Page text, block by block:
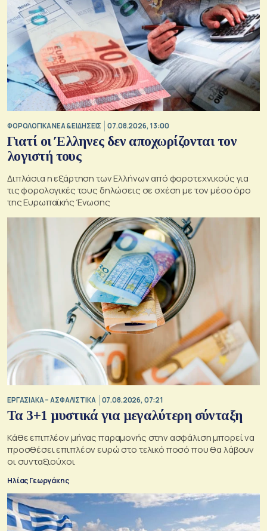
ΦΟΡΟΛΟΓΙΚΑ ΝΕΑ & EΙΔΗΣΕΙΣ 07.08.2026, 13:00
Γιατί οι Έλληνες δεν αποχωρίζονται τον
λογιστή τους
Διπλάσια η εξάρτηση των Ελλήνων από φοροτεχνικούς για
τις φορολογικές τους δηλώσεις σε σχέση με τον μέσο όρο
της Ευρωπαϊκής Ένωσης
ΕΡΓΑΣΙΑΚΑ – ΑΣΦΑΛΙΣΤΙΚΑ 07.08.2026, 07:21
Τα 3+1 μυστικά για μεγαλύτερη σύνταξη
Κάθε επιπλέον μήνας παραμονής στην ασφάλιση μπορεί να
προσθέσει επιπλέον ευρώ στο τελικό ποσό που θα λάβουν
οι συνταξιούχοι
Ηλίας Γεωργάκης